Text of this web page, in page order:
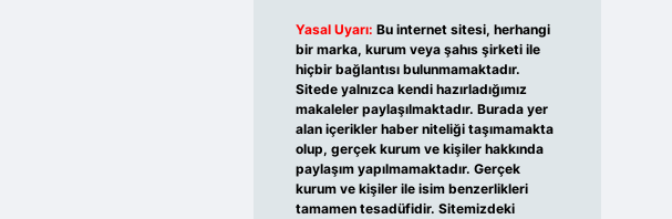
Yasal Uyarı: Bu internet sitesi, herhangi
bir marka, kurum veya şahıs şirketi ile
hiçbir bağlantısı bulunmamaktadır.
Sitede yalnızca kendi hazırladığımız
makaleler paylaşılmaktadır. Burada yer
alan içerikler haber niteliği taşımamakta
olup, gerçek kurum ve kişiler hakkında
paylaşım yapılmamaktadır. Gerçek
kurum ve kişiler ile isim benzerlikleri
tamamen tesadüfidir. Sitemizdeki